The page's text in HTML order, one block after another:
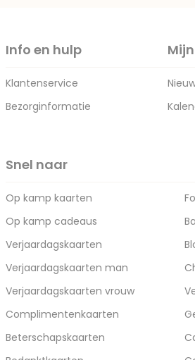
Info en hulp
Klantenservice
Bezorginformatie
Snel naar
Op kamp kaarten
Op kamp cadeaus
Verjaardagskaarten
Verjaardagskaarten man
Verjaardagskaarten vrouw
Complimentenkaarten
Beterschapskaarten